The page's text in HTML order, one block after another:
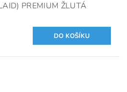
PREMIUM ŽLUTÁ